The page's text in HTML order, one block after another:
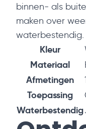
binnen- als
maken over
waterbestendig.
Kleur
Materiaal
Afmetingen
Toepassing
Waterbestendig